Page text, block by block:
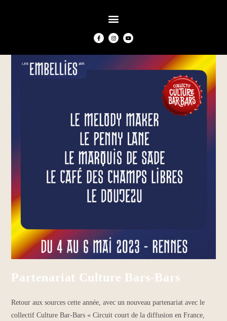
Partenariat Culture Bars-Bars
Retour aux sources cette année, avec un nouveau partenariat avec le
collectif Culture Bar-Bars « Circuit court de la diffusion en France,